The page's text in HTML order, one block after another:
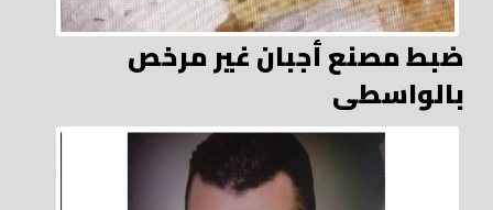
ضبط مصنع أجبان غير مرخص
بالواسطى